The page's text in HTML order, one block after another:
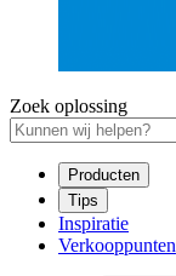
Zoek oplossing
Producten
Tips
Inspiratie
Verkooppunten